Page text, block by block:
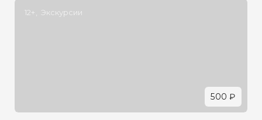
12+ Экскурсии
500 ₽